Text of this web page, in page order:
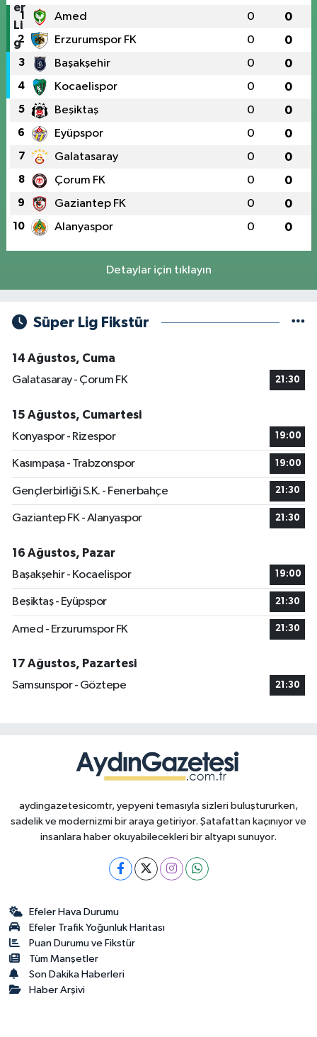
1 Amed 0 0
2 Erzurumspor FK 0 0
3 Başakşehir 0 0
4 Kocaelispor 0 0
5 Beşiktaş 0 0
6 Eyüpspor 0 0
7 Galatasaray 0 0
8 Çorum FK 0 0
9 Gaziantep FK 0 0
10 Alanyaspor 0 0
Detaylar için tıklayın
Süper Lig Fikstür
14 Ağustos, Cuma
Galatasaray - Çorum FK
21:30
15 Ağustos, Cumartesi
Konyaspor - Rizespor
19:00
Kasımpaşa - Trabzonspor 19:00
Gençlerbirliği S.K. - Fenerbahçe 21:30
Gaziantep FK - Alanyaspor 21:30
16 Ağustos, Pazar
Başakşehir - Kocaelispor
19:00
Beşiktaş - Eyüpspor 21:30
Amed - Erzurumspor FK 21:30
17 Ağustos, Pazartesi
Samsunspor - Göztepe
21:30
aydingazetesicomtr, yepyeni temasıyla sizleri buluştururken,
sadelik ve modernizmi bir araya getiriyor. Şatafattan kaçınıyor ve
insanlara haber okuyabilecekleri bir altyapı sunuyor.
Efeler Hava Durumu
Efeler Trafik Yoğunluk Haritası
Puan Durumu ve Fikstür
Tüm Manşetler
Son Dakika Haberleri
Haber Arşivi